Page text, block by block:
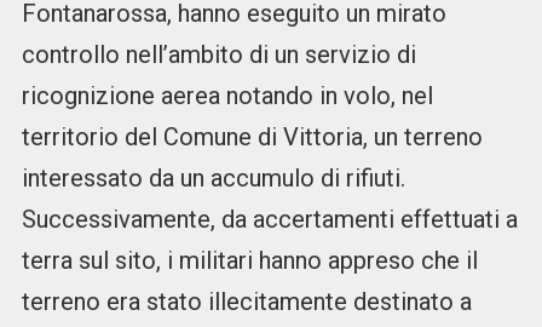
Fontanarossa, hanno eseguito un mirato
controllo nell’ambito di un servizio di
ricognizione aerea notando in volo, nel
territorio del Comune di Vittoria, un terreno
interessato da un accumulo di rifiuti.
Successivamente, da accertamenti effettuati a
terra sul sito, i militari hanno appreso che il
terreno era stato illecitamente destinato a